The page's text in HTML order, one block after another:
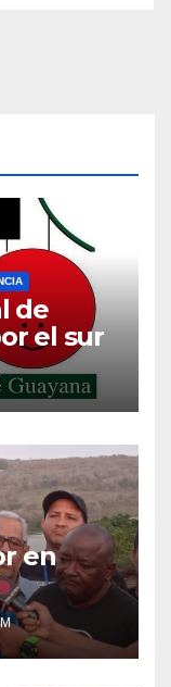
de
el sur
en